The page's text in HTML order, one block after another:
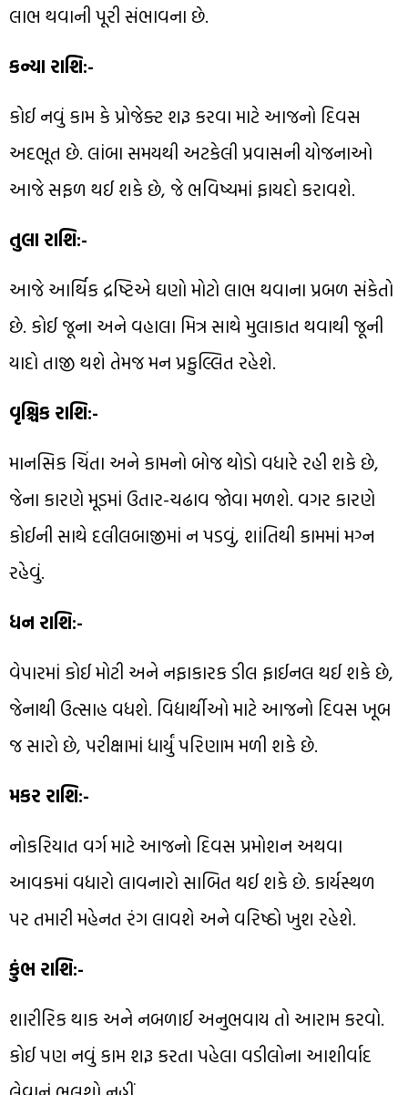
લાભ થવાની પૂરી સંભાવના છે.
કન્યા રાશિ:-
કોઈ નવું કામ કે પ્રોજેક્ટ શરૂ કરવા માટે આજનો દિવસ
અદભૂત છે. લાંબા સમયથી અટકેલી પ્રવાસની યોજનાઓ
આજે સફળ થઈ શકે છે, જે ભવિષ્યમાં ફાયદો કરાવશે.
તુલા રાશિ:-
આજે આર્થિક દ્રષ્ટિએ ઘણો મોટો લાભ થવાના પ્રબળ સંકેતો
છે. કોઈ જૂના અને વહાલા મિત્ર સાથે મુલાકાત થવાથી જૂની
યાદો તાજી થશે તેમજ મન પ્રફુલ્લિત રહેશે.
વૃશ્ચિક રાશિ:-
માનસિક ચિંતા અને કામનો બોજ થોડો વધારે રહી શકે છે,
જેના કારણે મૂડમાં ઉતાર-ચઢાવ જોવા મળશે. વગર કારણે
કોઈની સાથે દલીલબાજીમાં ન પડવું, શાંતિથી કામમાં મગ્ન
રહેવું.
ધન રાશિ:-
વેપારમાં કોઈ મોટી અને નફાકારક ડીલ ફાઈનલ થઈ શકે છે,
જેનાથી ઉત્સાહ વધશે. વિદ્યાર્થીઓ માટે આજનો દિવસ ખૂબ
જ સારો છે, પરીક્ષામાં ધાર્યું પરિણામ મળી શકે છે.
મકર રાશિ:-
નોકરિયાત વર્ગ માટે આજનો દિવસ પ્રમોશન અથવા
આવકમાં વધારો લાવનારો સાબિત થઈ શકે છે. કાર્યસ્થળ
પર તમારી મહેનત રંગ લાવશે અને વરિષ્ઠો ખુશ રહેશે.
કુંભ રાશિ:-
શારીરિક થાક અને નબળાઈ અનુભવાય તો આરામ કરવો.
કોઈ પણ નવું કામ શરૂ કરતા પહેલા વડીલોના આશીર્વાદ